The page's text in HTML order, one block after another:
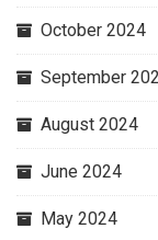
October 2024
September
August 2024
June 2024
May 2024